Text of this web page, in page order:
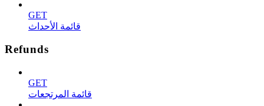
GET
قائمة الأحداث
Refunds
GET
قائمة المرتجعات